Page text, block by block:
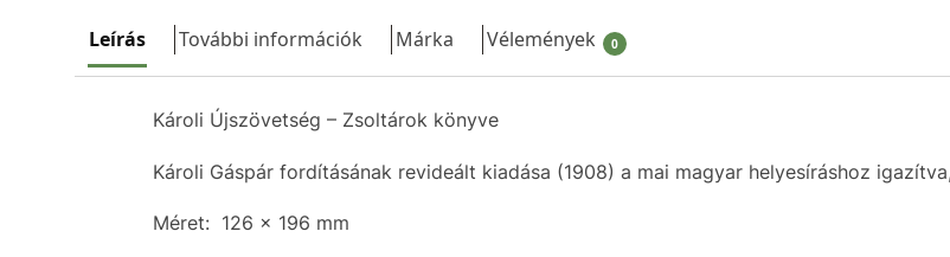
Leírás További információk Márka Vélemények 0
Károli Újszövetség – Zsoltárok könyve
Károli Gáspár fordításának revideált kiadása (1908) a mai magyar helyesíráshoz
Méret: 126 x 196 mm